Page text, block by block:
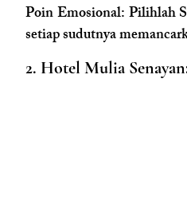
Poin Emosional: Pilihlah
setiap sudutnya
2. Hotel Mulia